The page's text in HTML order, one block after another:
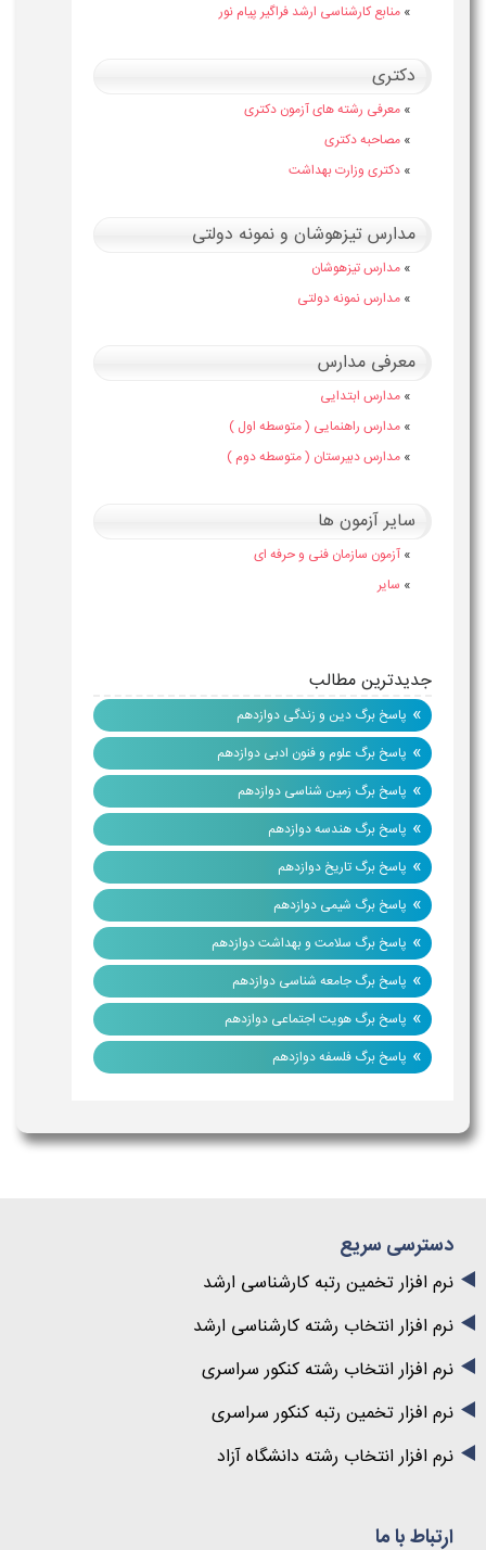
» منابع کارشناسی ارشد فراگیر پیام نور
دکتری
» معرفی رشته های آزمون دکتری
» مصاحبه دکتری
» دکتری وزارت بهداشت
مدارس تیزهوشان و نمونه دولتی
» مدارس تیزهوشان
» مدارس نمونه دولتی
معرفی مدارس
» مدارس ابتدایی
» مدارس راهنمایی ( متوسطه اول )
» مدارس دبیرستان ( متوسطه دوم )
سایر آزمون ها
» آزمون سازمان فنی و حرفه ای
» سایر
جدیدترین مطالب
» پاسخ برگ دین و زندگی دوازدهم
» پاسخ برگ علوم و فنون ادبی دوازدهم
» پاسخ برگ زمین شناسی دوازدهم
» پاسخ برگ هندسه دوازدهم
» پاسخ برگ تاریخ دوازدهم
» پاسخ برگ شیمی دوازدهم
» پاسخ برگ سلامت و بهداشت دوازدهم
» پاسخ برگ جامعه شناسی دوازدهم
» پاسخ برگ هویت اجتماعی دوازدهم
» پاسخ برگ فلسفه دوازدهم
دسترسی سریع
نرم افزار تخمین رتبه کارشناسی ارشد
نرم افزار انتخاب رشته کارشناسی ارشد
نرم افزار انتخاب رشته کنکور سراسری
نرم افزار تخمین رتبه کنکور سراسری
نرم افزار انتخاب رشته دانشگاه آزاد
ارتباط با ما